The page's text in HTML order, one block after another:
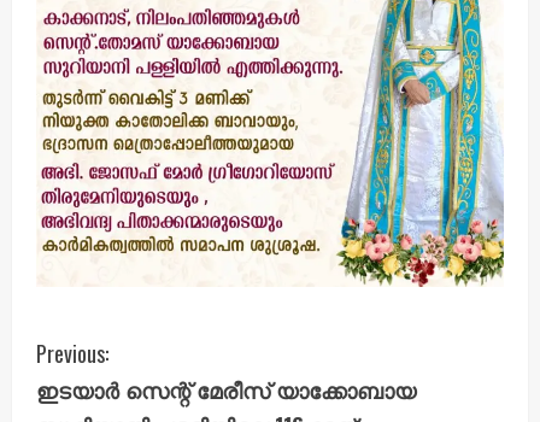
C
o
Previous:
ഇടയാർ സെന്റ് മേരീസ് യാക്കോബായ